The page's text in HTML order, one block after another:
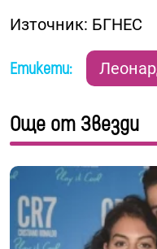
Източник: БГНЕС
Етикети:
Още от Звезди